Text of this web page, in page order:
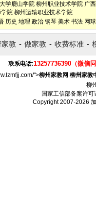
学鹿山学院 柳州职业技术学院 广
院 柳州运输职业技术学院
历史 地理 政治 钢琴 美术 书法 网球
家教 - 做家教 - 收费标准 -
联系电话:13257736390（微信
">柳州家教网 柳州家教
柳
国家工信部备案许可
Copyright 2007-2026